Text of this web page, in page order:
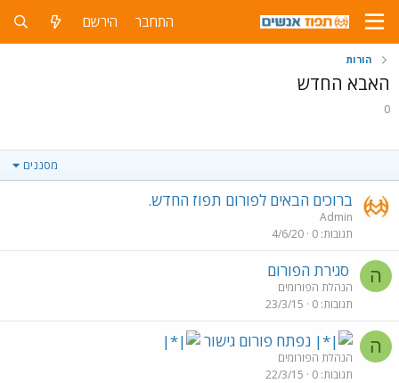
התחבר הירשם
הורות
האבא החדש
0
מסננים
ברוכים הבאים לפורום תפוז החדש.
Admin
תגובות 0
4/6/20
ה סגירת הפורום
הנהלת הפורומים
תגובות 0
23/3/15
ה נפתח פורום גישור
הנהלת הפורומים
תגובות 0
22/3/15